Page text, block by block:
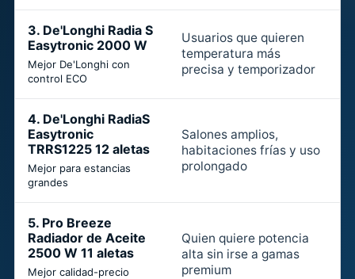
3. De'Longhi Radia S
Easytronic 2000 W
Mejor De'Longhi con
control ECO
Usuarios que quieren
temperatura más
precisa y temporizador
4. De'Longhi RadiaS
Easytronic
TRRS1225 12 aletas
Mejor para estancias
grandes
Salones amplios,
habitaciones frías y uso
prolongado
5. Pro Breeze
Radiador de Aceite
2500 W 11 aletas
Mejor calidad-precio
Quien quiere potencia
alta sin irse a gamas
premium